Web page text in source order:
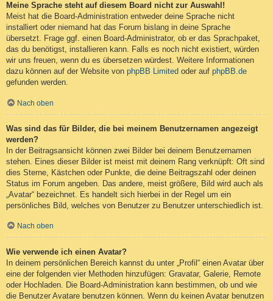
Meine Sprache steht auf diesem Board nicht zur Auswahl!
Meist hat die Board-Administration entweder deine Sprache nicht
installiert oder niemand hat das Forum bislang in deine Sprache
übersetzt. Frage ggf. einen Board-Administrator, ob er das Sprachpaket,
das du benötigst, installieren kann. Falls es noch nicht existiert, würden
wir uns freuen, wenn du es übersetzen würdest. Weitere Informationen
dazu können auf der Website von phpBB Limited oder auf phpBB.de
gefunden werden.
Nach oben
Was sind das für Bilder, die bei meinem Benutzernamen angezeigt
werden?
In der Beitragsansicht können zwei Bilder bei deinem Benutzernamen
stehen. Eines dieser Bilder ist meist mit deinem Rang verknüpft: Oft sind
dies Sterne, Kästchen oder Punkte, die deine Beitragszahl oder deinen
Status im Forum angeben. Das andere, meist größere, Bild wird auch als
„Avatar“ bezeichnet. Es handelt sich hierbei in der Regel um ein
persönliches Bild, welches von Benutzer zu Benutzer unterschiedlich ist.
Nach oben
Wie verwende ich einen Avatar?
In deinem persönlichen Bereich kannst du unter „Profil“ einen Avatar über
eine der folgenden vier Methoden hinzufügen: Gravatar, Galerie, Remote
oder Hochladen. Die Board-Administration kann bestimmen, ob und wie
die Benutzer Avatare benutzen können. Wenn du keinen Avatar benutzen